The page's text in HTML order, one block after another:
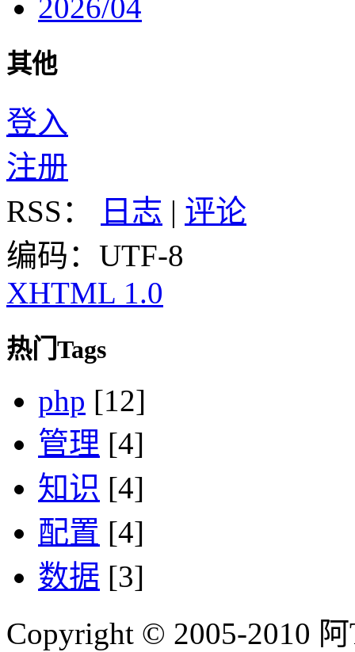
2026/04
其他
登入
注册
RSS：
日志 | 评论
编码：UTF-8
XHTML 1.0
热门Tags
php [12]
管理 [4]
知识 [4]
配置 [4]
数据 [3]
Copyright © 2005-2010